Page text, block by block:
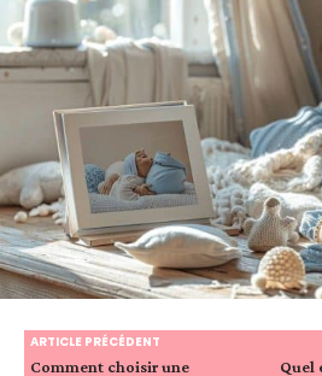
ARTICLE PRÉCÉDENT
Comment choisir une
Quel